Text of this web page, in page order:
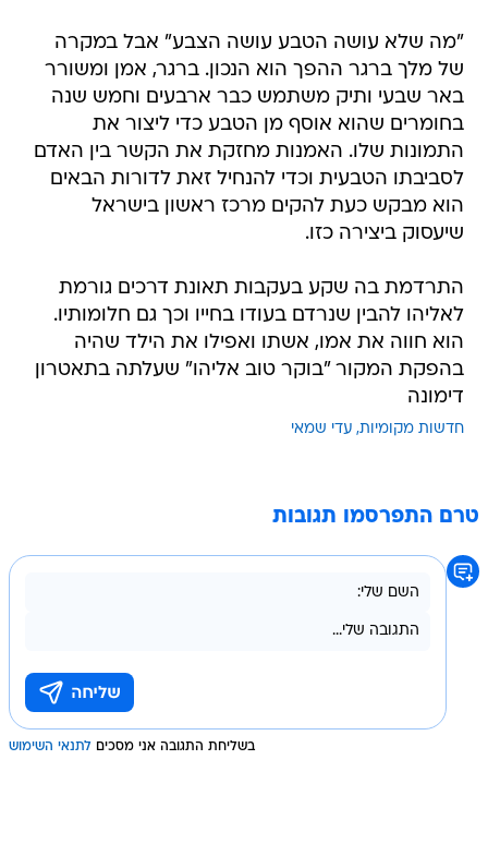
"מה שלא עושה הטבע עושה הצבע" אבל במקרה
של מלך ברגר ההפך הוא הנכון. ברגר, אמן ומשורר
באר שבעי ותיק משתמש כבר ארבעים וחמש שנה
בחומרים שהוא אוסף מן הטבע כדי ליצור את
התמונות שלו. האמנות מחזקת את הקשר בין האדם
לסביבתו הטבעית וכדי להנחיל זאת לדורות הבאים
הוא מבקש כעת להקים מרכז ראשון בישראל
שיעסוק ביצירה כזו.
התרדמת בה שקע בעקבות תאונת דרכים גורמת
לאליהו להבין שנרדם בעודו בחייו וכך גם חלומותיו.
הוא חווה את אמו, אשתו ואפילו את הילד שהיה
בהפקת המקור "בוקר טוב אליהו" שעלתה בתאטרון
דימונה
חדשות מקומיות עדי שמאי
טרם התפרסמו תגובות
בשליחת התגובה אני מסכים לתנאי השימוש